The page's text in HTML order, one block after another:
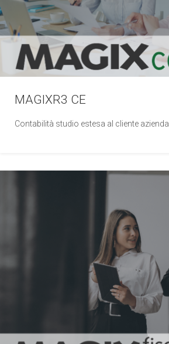
MAGIXR3 CE
Contabilità studio estesa al cliente azienda